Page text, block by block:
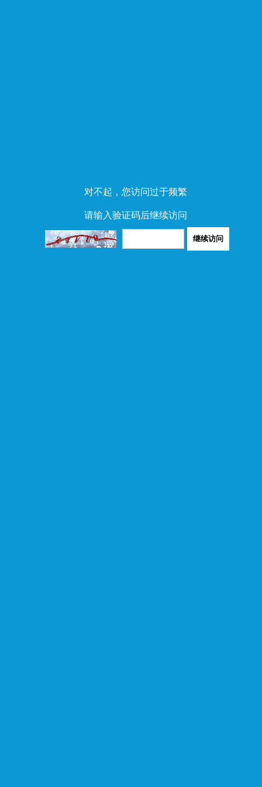
对不起，您访问过于频繁
请输入验证码后继续访问
继续访问